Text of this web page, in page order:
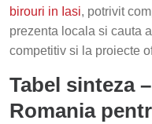
birouri in Iasi, potrivit
prezenta locala si cauta
competitiv si la proiecte
Tabel sinteza
Romania